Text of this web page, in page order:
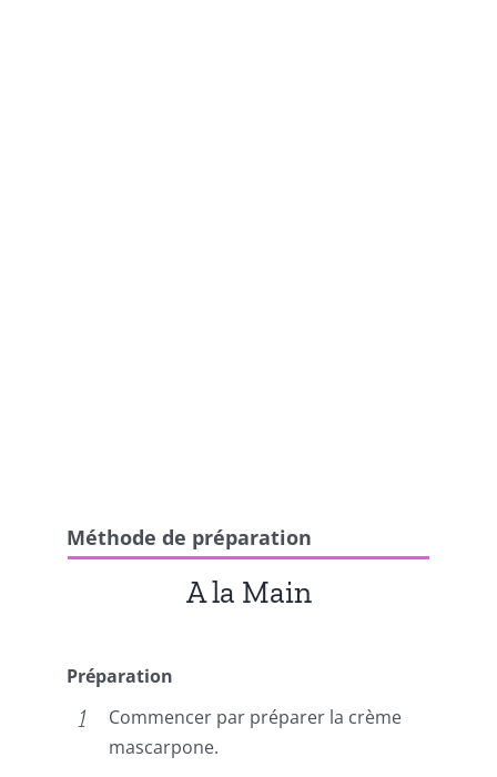
Méthode de préparation
A la Main
Préparation
Commencer par préparer la crème
mascarpone.